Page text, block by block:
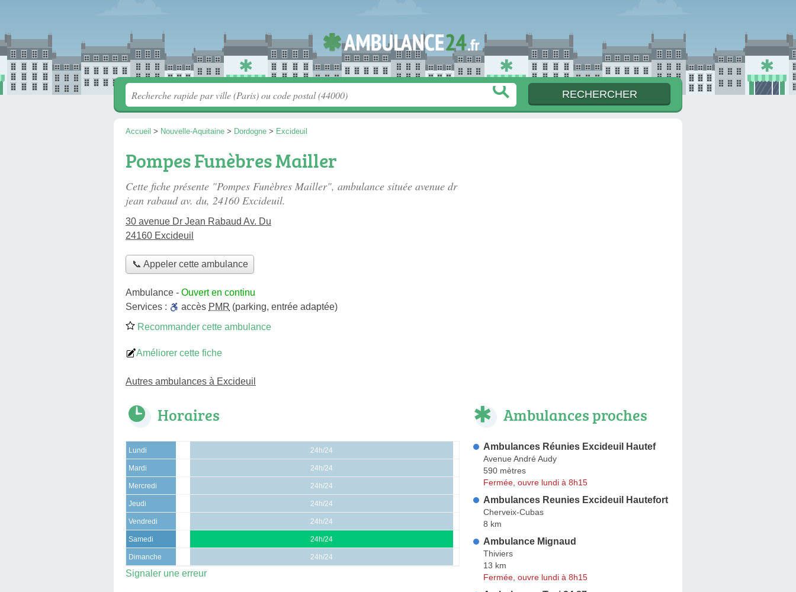
Accueil > Nouvelle-Aquitaine > Dordogne > Excideuil
Pompes Funèbres Mailler
Cette fiche présente "Pompes Funèbres Mailler", ambulance située avenue dr
jean rabaud av. du, 24160 Excideuil.
30 avenue Dr Jean Rabaud Av. Du
24160 Excideuil
📞 Appeler cette ambulance
Ambulance - Ouvert en continu
Services :
accès PMR (parking, entrée adaptée)
Recommander cette ambulance
Améliorer cette fiche
Autres ambulances à Excideuil
Horaires
Lundi 24h/24
Mardi 24h/24
Mercredi 24h/24
Jeudi 24h/24
Vendredi 24h/24
Samedi 24h/24
Dimanche 24h/24
Signaler une erreur
Ambulances proches
Ambulances Réunies Excideuil Hautef
Avenue André Audy
590 mètres
Fermée, ouvre lundi à 8h15
Ambulances Reunies Excideuil Hautefort
Cherveix-Cubas
8 km
Ambulance Mignaud
Thiviers
13 km
Fermée, ouvre lundi à 8h15